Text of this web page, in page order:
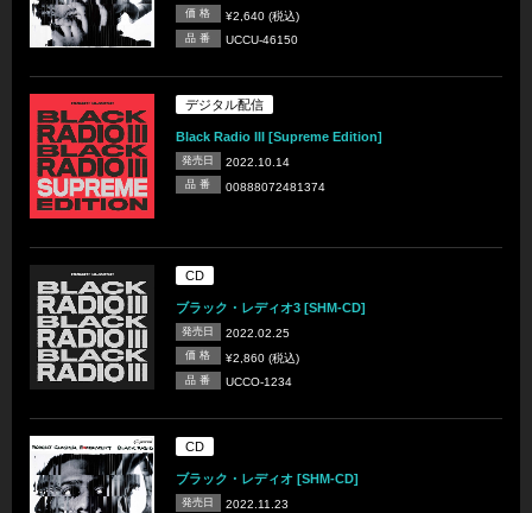
価 格 ¥2,640 (税込)
品 番 UCCU-46150
デジタル配信
Black Radio III [Supreme Edition]
発売日 2022.10.14
品 番 00888072481374
CD
ブラック・レディオ3 [SHM-CD]
発売日 2022.02.25
価 格 ¥2,860 (税込)
品 番 UCCO-1234
CD
ブラック・レディオ [SHM-CD]
発売日 2022.11.23